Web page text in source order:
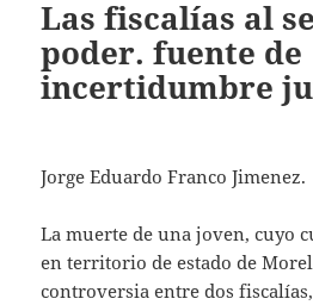
Las fiscalías al
poder. fuente de
incertidumbre
Jorge Eduardo Franco Jimenez.
La muerte de una joven, cuyo
en territorio de estado de
controversia entre dos fiscalías,